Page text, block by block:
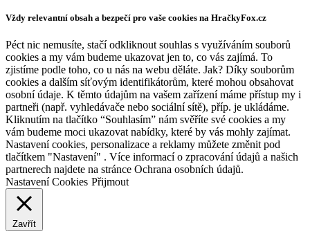
Vždy relevantní obsah a bezpečí pro vaše cookies na HračkyFox.cz
Péct nic nemusíte, stačí odkliknout souhlas s využíváním souborů
cookies a my vám budeme ukazovat jen to, co vás zajímá. To
zjistíme podle toho, co u nás na webu děláte. Jak? Díky souborům
cookies a dalším síťovým identifikátorům, které mohou obsahovat
osobní údaje. K těmto údajům na vašem zařízení máme přístup my i
partneři (např. vyhledávače nebo sociální sítě), příp. je ukládáme.
Kliknutím na tlačítko “Souhlasím” nám svěříte své cookies a my
vám budeme moci ukazovat nabídky, které by vás mohly zajímat.
Nastavení cookies, personalizace a reklamy můžete změnit pod
tlačítkem "Nastavení" . Více informací o zpracování údajů a našich
partnerech najdete na stránce Ochrana osobních údajů.
Nastavení Cookies Přijmout
Zavřít